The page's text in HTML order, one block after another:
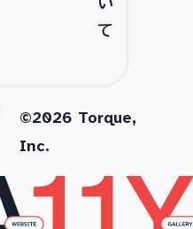
て
©2026 Torque,
Inc.